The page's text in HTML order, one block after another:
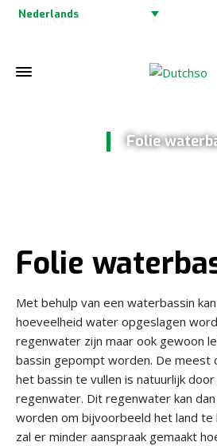
Nederlands
Folie
Folie
Met behulp van een waterbassin
hoeveelheid water opgeslagen
regenwater zijn maar ook gewoon
bassin gepompt worden. De meest
het bassin te vullen is natuurlijk
regenwater. Dit regenwater kan
worden om bijvoorbeeld het land
zal er minder aanspraak gemaakt